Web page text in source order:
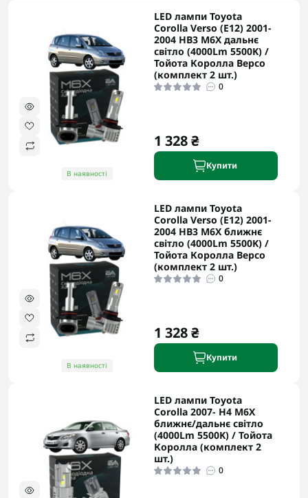
В наявності
LED лампи Toyota
Corolla Verso (E12) 2001-
2004 HB3 M6X дальнє
світло (4000Lm 5500K) /
Тойота Королла Версо
(комплект 2 шт.)
0
1 328 ₴
Купити
В наявності
LED лампи Toyota
Corolla Verso (E12) 2001-
2004 HB3 M6X ближнє
світло (4000Lm 5500K) /
Тойота Королла Версо
(комплект 2 шт.)
0
1 328 ₴
Купити
LED лампи Toyota
Corolla 2007- H4 M6X
ближнє/дальнє світло
(4000Lm 5500K) / Тойота
Королла (комплект 2
шт.)
0